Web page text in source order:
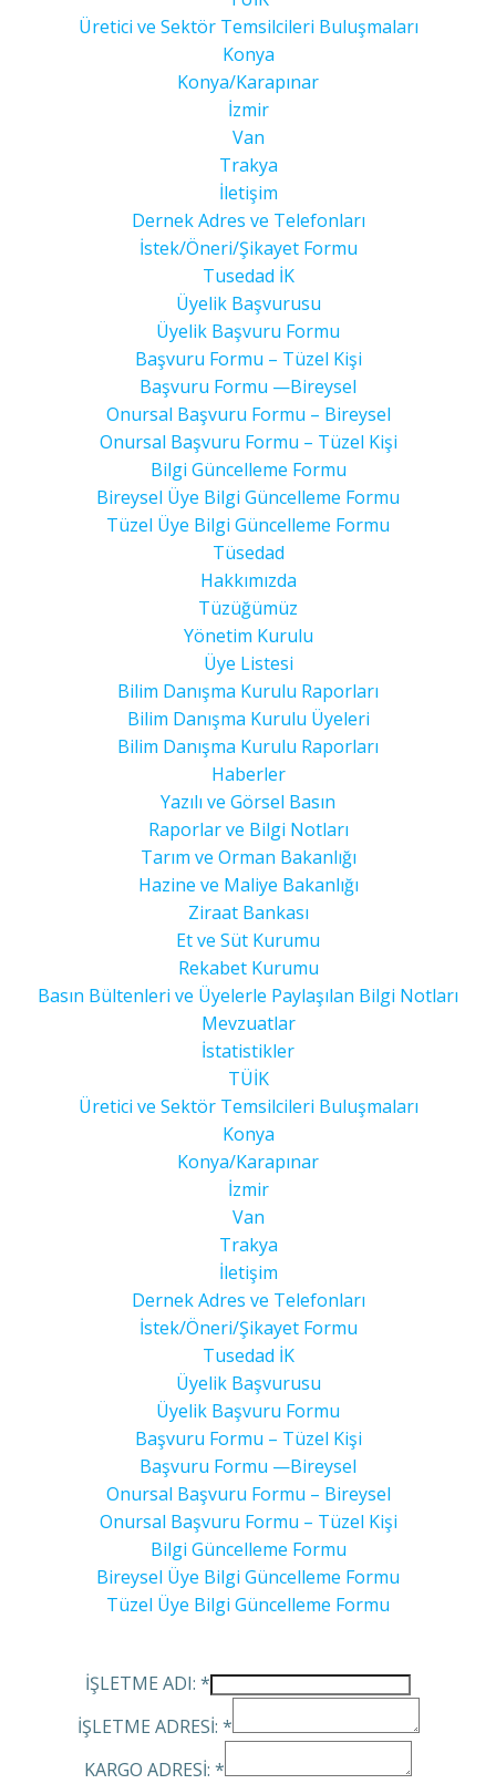
Üretici ve Sektör Temsilcileri Buluşmaları
Konya
Konya/Karapınar
İzmir
Van
Trakya
İletişim
Dernek Adres ve Telefonları
İstek/Öneri/Şikayet Formu
Tusedad İK
Üyelik Başvurusu
Üyelik Başvuru Formu
Başvuru Formu – Tüzel Kişi
Başvuru Formu —Bireysel
Onursal Başvuru Formu – Bireysel
Onursal Başvuru Formu – Tüzel Kişi
Bilgi Güncelleme Formu
Bireysel Üye Bilgi Güncelleme Formu
Tüzel Üye Bilgi Güncelleme Formu
Tüsedad
Hakkımızda
Tüzüğümüz
Yönetim Kurulu
Üye Listesi
Bilim Danışma Kurulu Raporları
Bilim Danışma Kurulu Üyeleri
Bilim Danışma Kurulu Raporları
Haberler
Yazılı ve Görsel Basın
Raporlar ve Bilgi Notları
Tarım ve Orman Bakanlığı
Hazine ve Maliye Bakanlığı
Ziraat Bankası
Et ve Süt Kurumu
Rekabet Kurumu
Basın Bültenleri ve Üyelerle Paylaşılan Bilgi Notları
Mevzuatlar
İstatistikler
TÜİK
Üretici ve Sektör Temsilcileri Buluşmaları
Konya
Konya/Karapınar
İzmir
Van
Trakya
İletişim
Dernek Adres ve Telefonları
İstek/Öneri/Şikayet Formu
Tusedad İK
Üyelik Başvurusu
Üyelik Başvuru Formu
Başvuru Formu – Tüzel Kişi
Başvuru Formu —Bireysel
Onursal Başvuru Formu – Bireysel
Onursal Başvuru Formu – Tüzel Kişi
Bilgi Güncelleme Formu
Bireysel Üye Bilgi Güncelleme Formu
Tüzel Üye Bilgi Güncelleme Formu
İŞLETME ADI: *
İŞLETME ADRESİ: *
KARGO ADRESİ: *